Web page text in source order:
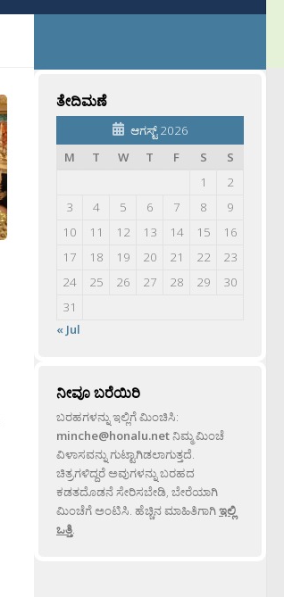
ತೇದಿಮಣೆ
ಆಗಸ್ಟ್ 2026
M
T W T F S
S
1
2
3
4 5 6 7 8
9
10
11 12 13 14 15
16
17
18 19 20 21 22
23
24
25 26 27 28 29
30
31
« Jul
ನೀವೂ ಬರೆಯಿರಿ
ಬರಹಗಳನ್ನು ಇಲ್ಲಿಗೆ ಮಿಂಚಿಸಿ:
minche@honalu.netನಿಮ್ಮ ಮಿಂಚೆ
ವಿಳಾಸವನ್ನು ಗುಟ್ಟಾಗಿಡಲಾಗುತ್ತದೆ.
ಚಿತ್ರಗಳಿದ್ದರೆ ಅವುಗಳನ್ನು ಬರಹದ
ಕಡತದೊಡನೆ ಸೇರಿಸಬೇಡಿ, ಬೇರೆಯಾಗಿ
ಮಿಂಚೆಗೆ ಅಂಟಿಸಿ. ಹೆಚ್ಚಿನ ಮಾಹಿತಿಗಾಗಿಇಲ್ಲಿ
ಒತ್ತಿ.